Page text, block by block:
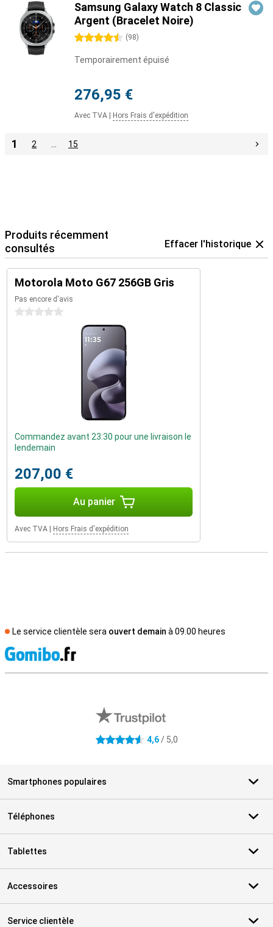
Samsung Galaxy Watch 8 Classic
Argent (Bracelet Noire)
4.5 étoiles (98)
Temporairement épuisé
276,95 €
Avec TVA Hors Frais d'expédition
1 2 15
Produits récemment
consultés
Effacer l'historique
Motorola Moto G67 256GB Gris
Pas encore d'avis
0 étoiles
Commandez avant 23:30 pour une livraison le
lendemain
207,00 €
Au panier
Avec TVA Hors Frais d'expédition
Le service clientèle sera ouvert demain à 09.00 heures
4.6 étoiles 4,6/ 5,0
Smartphones populaires
Téléphones
Tablettes
Accessoires
Service clientèle